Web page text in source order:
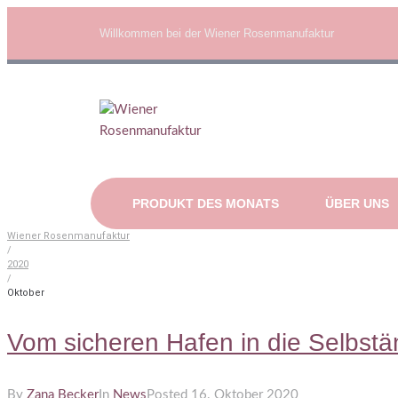
Willkommen bei der Wiener Rosenmanufaktur
PRODUKT DES MONATS ÜBER UNS
Wiener Rosenmanufaktur
/
2020
/
Oktober
Vom sicheren Hafen in die
By Zana BeckerIn News Posted 16. Oktober 2020